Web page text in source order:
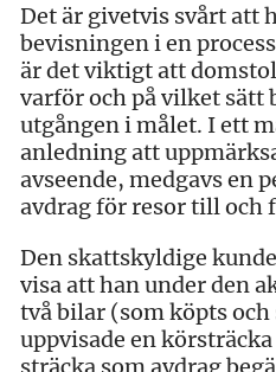
Det är givetvis svårt att
bevisningen i en
är det viktigt att
varför och på vilket sätt
utgången i målet. I ett
anledning att
avseende, medgavs en
avdrag för resor till och
Den skattskyldige
visa att han under den
två bilar (som köpts
uppvisade en
sträcka som avdrag